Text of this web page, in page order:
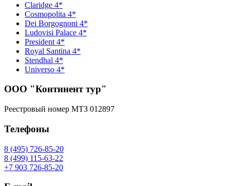
Claridge 4*
Cosmopolita 4*
Dei Borgognoni 4*
Ludovisi Palace 4*
President 4*
Royal Santina 4*
Stendhal 4*
Universo 4*
ООО "Континент тур"
Реестровый номер МТЗ 012897
Телефоны
8 (495) 726-85-20
8 (499) 115-63-22
+7 903 726-85-20